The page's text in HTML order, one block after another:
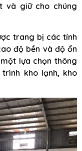
và giữ cho chúng
trang bị các tính
độ bền và độ ổn
lựa chọn thông
kho lạnh, kho